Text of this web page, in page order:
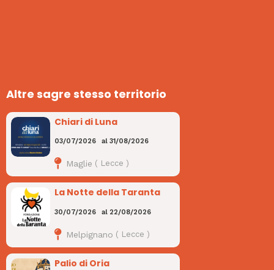
Altre sagre stesso territorio
Chiari di Luna
03/07/2026 al31/08/2026
Maglie ( Lecce )
La Notte della Taranta
30/07/2026 al 22/08/2026
Melpignano ( Lecce )
Palio di Oria